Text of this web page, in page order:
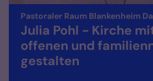
Pastoraler Raum Blankenheim
Julia Pohl - Kirche
offenen und
gestalten